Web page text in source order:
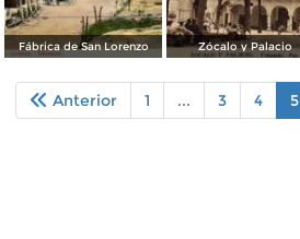
Fábrica de San Lorenzo Zócalo y Palacio
Anterior 1 ... 3 4 5